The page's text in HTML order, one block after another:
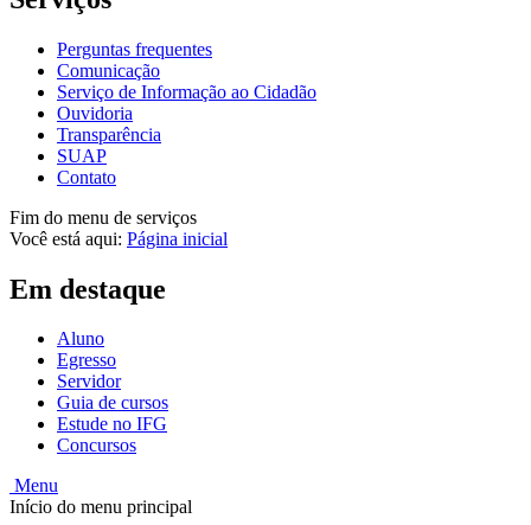
Perguntas frequentes
Comunicação
Serviço de Informação ao Cidadão
Ouvidoria
Transparência
SUAP
Contato
Fim do menu de serviços
Você está aqui: Página inicial
Em destaque
Aluno
Egresso
Servidor
Guia de cursos
Estude no IFG
Concursos
Menu
Início do menu principal